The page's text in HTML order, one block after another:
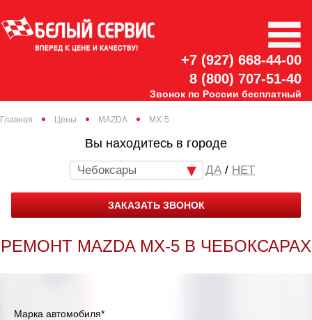
+7 (927) 668-44-00
8 (800) 707-51-40
Звонок по России бесплатный
Главная Цены MAZDA MX-5
Вы находитесь в городе
Чебоксары / НЕТ
ЗАКАЗАТЬ ЗВОНОК
РЕМОНТ MAZDA MX-5 В ЧЕБОКСАРАХ
Марка автомобиля*